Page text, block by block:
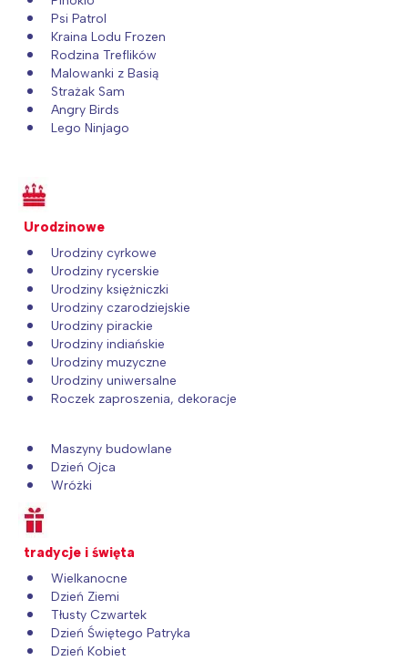
Psi Patrol
Kraina Lodu Frozen
Rodzina Treflików
Malowanki z Basią
Strażak Sam
Angry Birds
Lego Ninjago
Urodzinowe
Urodziny cyrkowe
Urodziny rycerskie
Urodziny księżniczki
Urodziny czarodziejskie
Urodziny pirackie
Urodziny indiańskie
Urodziny muzyczne
Urodziny uniwersalne
Roczek zaproszenia, dekoracje
Maszyny budowlane
Dzień Ojca
Wróżki
tradycje i święta
Wielkanocne
Dzień Ziemi
Tłusty Czwartek
Dzień Świętego Patryka
Dzień Kobiet
Warszawa
Łódź
Trójmiasto